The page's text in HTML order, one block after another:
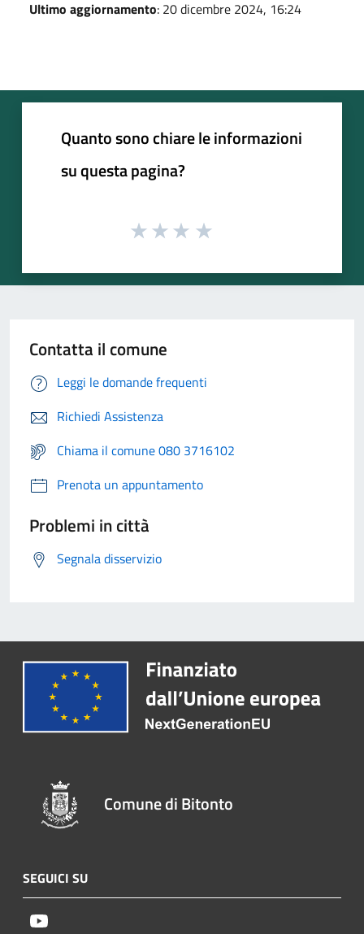
Ultimo aggiornamento: 20 dicembre 2024, 16:24
Quanto sono chiare le informazioni
su questa pagina?
Contatta il comune
Leggi le domande frequenti
Richiedi Assistenza
Chiama il comune 080 3716102
Prenota un appuntamento
Problemi in città
Segnala disservizio
Comune di Bitonto
SEGUICI SU